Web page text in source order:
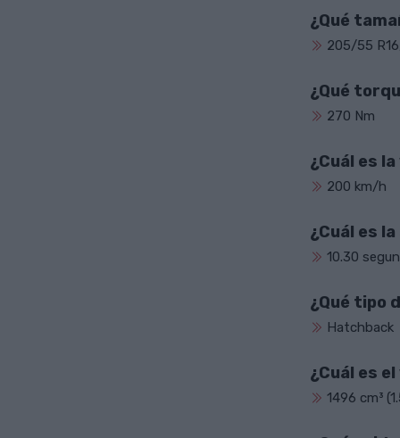
¿Qué
205/55
¿Qué
270 Nm
¿Cuál es
200 km/h
¿Cuál es
10.30
¿Qué tipo
Hatchback
¿Cuál es
1496 cm³